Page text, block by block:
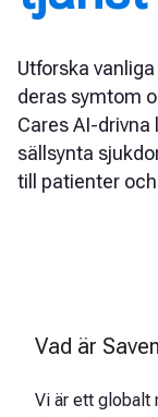
Utforska
deras symtom
Cares AI-
sällsynta
till patienter
Vad är
Vi är ett globalt